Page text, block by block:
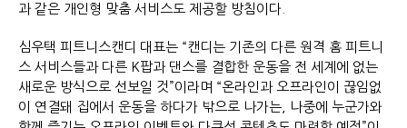
과 같은 개인형 맞춤 서비스도 제공할 방침이다.
심우택 피트니스캔디 대표는 “캔디는 기존의 다른 원격 홈 피트니
스 서비스들과 다른 K팝과 댄스를 결합한 운동을 전 세계에 없는
새로운 방식으로 선보일 것”이라며 “온라인과 오프라인이 끊임없
이 연결돼 집에서 운동을 하다가 밖으로 나가는, 나중에 누군가와